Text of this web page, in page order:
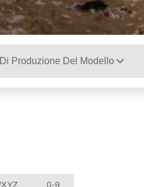
Produzione Del Modello
0-9